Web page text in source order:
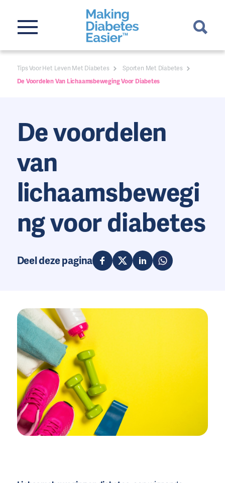
Tips Voor Het Leven Met Diabetes
Sporten Met Diabetes
De Voordelen Van Lichaamsbeweging Voor Diabetes
De voordelen
van
lichaamsbewegi
ng voor diabetes
Deel deze pagina